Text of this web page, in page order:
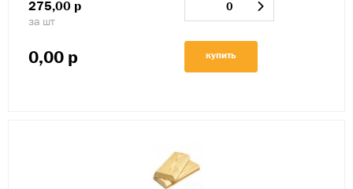
275,00 р
за шт
0,00 р купить